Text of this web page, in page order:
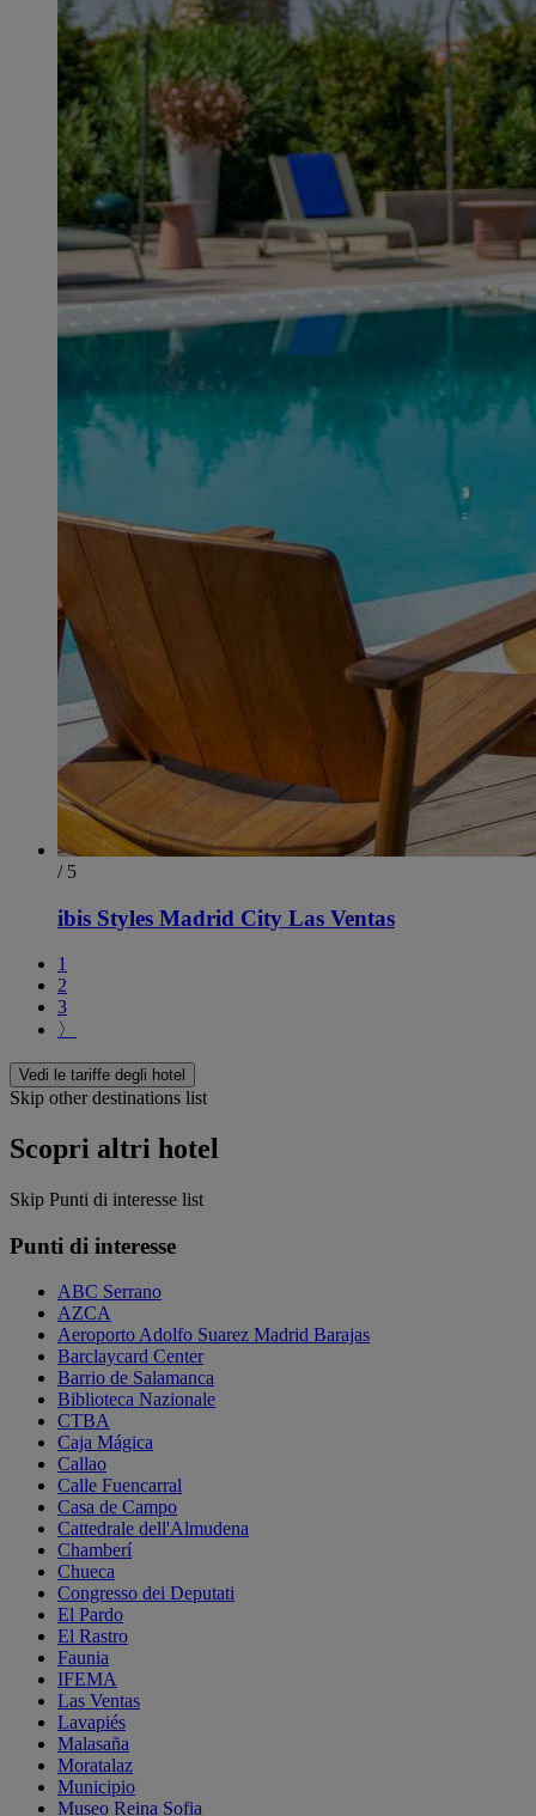
/ 5
ibis Styles Madrid City Las Ventas
1
2
3
〉
Vedi le tariffe degli hotel
Skip other destinations list
Scopri altri hotel
Skip Punti di interesse list
Punti di interesse
ABC Serrano
AZCA
Aeroporto Adolfo Suarez Madrid Barajas
Barclaycard Center
Barrio de Salamanca
Biblioteca Nazionale
CTBA
Caja Mágica
Callao
Calle Fuencarral
Casa de Campo
Cattedrale dell'Almudena
Chamberí
Chueca
Congresso dei Deputati
El Pardo
El Rastro
Faunia
IFEMA
Las Ventas
Lavapiés
Malasaña
Moratalaz
Municipio
Museo Reina Sofia